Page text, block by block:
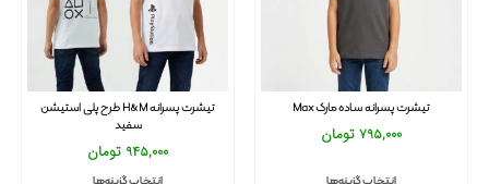
تیشرت پسرانه ساده مارک Max
795,000تومان
انتخاب گزینه‌ها
تیشرت پسرانه H&M طرح پلی استیشن
سفید
945,000 تومان
انتخاب گزینه‌ها